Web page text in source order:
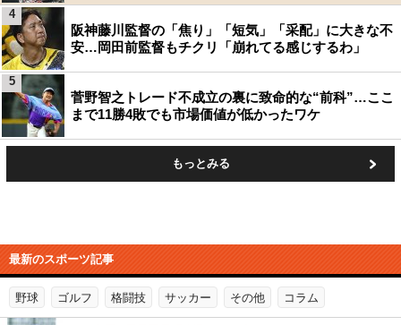
阪神藤川監督の「焦り」「短気」「采配」に大きな不
安…岡田前監督もチクリ「崩れてる感じするわ」
4
菅野智之トレード不成立の裏に致命的な“前科”…ここ
まで11勝4敗でも市場価値が低かったワケ
5
もっとみる
最新のスポーツ記事
野球 ゴルフ 格闘技 サッカー その他 コラム